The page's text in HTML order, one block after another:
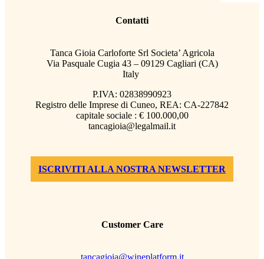
Contatti
Tanca Gioia Carloforte Srl Societa’ Agricola
Via Pasquale Cugia 43 – 09129 Cagliari (CA)
Italy
P.IVA: 02838990923
Registro delle Imprese di Cuneo, REA: CA-227842
capitale sociale : € 100.000,00
tancagioia@legalmail.it
ISCRIVITI ALLA NOSTRA NEWSLETTER
Customer Care